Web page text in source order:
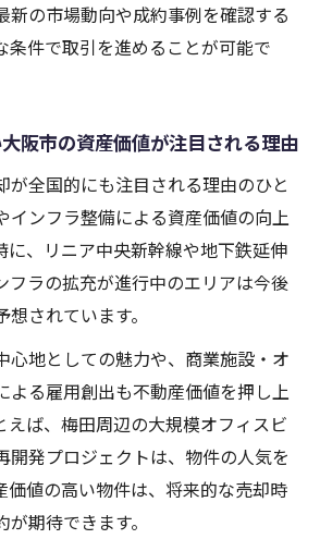
新の市場動向や成約事例を確認する
条件で取引を進めることが可能で
阪市の資産価値が注目される理由
が全国的にも注目される理由のひと
インフラ整備による資産価値の向上
に、リニア中央新幹線や地下鉄延伸
フラの拡充が進行中のエリアは今後
されています。
心地としての魅力や、商業施設・オ
よる雇用創出も不動産価値を押し上
えば、梅田周辺の大規模オフィスビ
開発プロジェクトは、物件の人気を
価値の高い物件は、将来的な売却時
期待できます。